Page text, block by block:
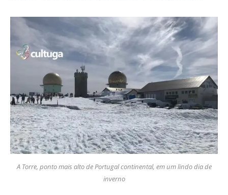
A Torre, ponto mais alto de Portugal continental, em um lindo dia de
inverno